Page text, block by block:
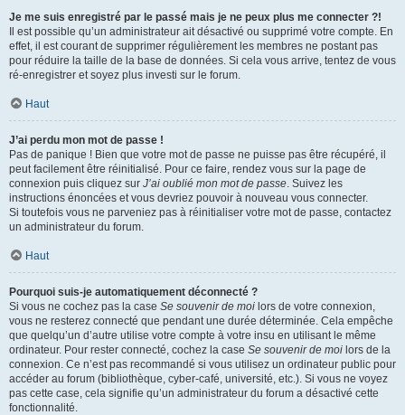
Je me suis enregistré par le passé mais je ne peux plus me connecter ?!
Il est possible qu’un administrateur ait désactivé ou supprimé votre compte. En
effet, il est courant de supprimer régulièrement les membres ne postant pas
pour réduire la taille de la base de données. Si cela vous arrive, tentez de vous
ré-enregistrer et soyez plus investi sur le forum.
Haut
J’ai perdu mon mot de passe !
Pas de panique ! Bien que votre mot de passe ne puisse pas être récupéré, il
peut facilement être réinitialisé. Pour ce faire, rendez vous sur la page de
connexion puis cliquez sur J’ai oublié mon mot de passe. Suivez les
instructions énoncées et vous devriez pouvoir à nouveau vous connecter.
Si toutefois vous ne parveniez pas à réinitialiser votre mot de passe, contactez
un administrateur du forum.
Haut
Pourquoi suis-je automatiquement déconnecté ?
Si vous ne cochez pas la case Se souvenir de moi lors de votre connexion,
vous ne resterez connecté que pendant une durée déterminée. Cela empêche
que quelqu’un d’autre utilise votre compte à votre insu en utilisant le même
ordinateur. Pour rester connecté, cochez la case Se souvenir de moi lors de la
connexion. Ce n’est pas recommandé si vous utilisez un ordinateur public pour
accéder au forum (bibliothèque, cyber-café, université, etc.). Si vous ne voyez
pas cette case, cela signifie qu’un administrateur du forum a désactivé cette
fonctionnalité.